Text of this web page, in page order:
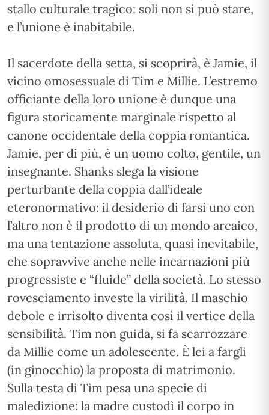
stallo culturale tragico: soli non si può stare,
e l’unione è inabitabile.
Il sacerdote della setta, si scoprirà, è Jamie, il
vicino omosessuale di Tim e Millie. L’estremo
officiante della loro unione è dunque una
figura storicamente marginale rispetto al
canone occidentale della coppia romantica.
Jamie, per di più, è un uomo colto, gentile, un
insegnante. Shanks slega la visione
perturbante della coppia dall’ideale
eteronormativo: il desiderio di farsi uno con
l’altro non è il prodotto di un mondo arcaico,
ma una tentazione assoluta, quasi inevitabile,
che sopravvive anche nelle incarnazioni più
progressiste e “fluide” della società. Lo stesso
rovesciamento investe la virilità. Il maschio
debole e irrisolto diventa così il vertice della
sensibilità. Tim non guida, si fa scarrozzare
da Millie come un adolescente. È lei a fargli
(in ginocchio) la proposta di matrimonio.
Sulla testa di Tim pesa una specie di
maledizione: la madre custodì il corpo in